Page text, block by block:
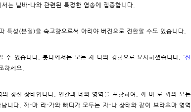
는 닙바-나와 관련된 특정한 염송에 집중합니다.
성(본질)을 숙고함으로써 아리야 버전으로 전환할 수도 있습니다.
있습니다. 붓다께서는 모든 자-나의 경험으로 묘사하셨습니다. ‘선
하세요.
정신 상태입니다. 인간과 데와 영역을 포함하여, 까-마 로-까의 모든
다. 까-마 라-가와 빠띠가 모두는 자-나 상태와 같이 브라흐마 영역